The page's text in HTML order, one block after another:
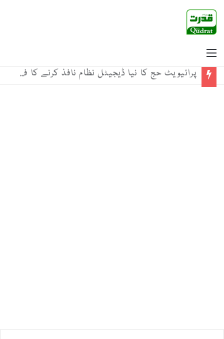
پرائیویٹ حج کا نیا ڈیجیٹل نظام نافذ کرنے کا فیصلہ، بکنگ وزارت مذہبی امور کے توسط سے ہوگی